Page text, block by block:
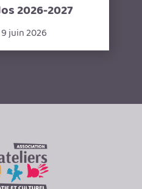
2026-2027
juin 2026